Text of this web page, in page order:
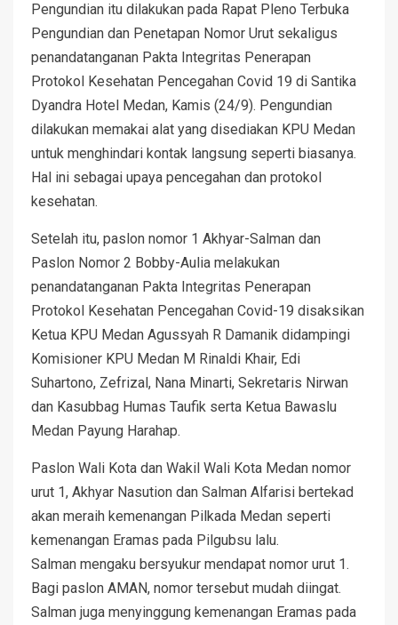
Pengundian itu dilakukan pada Rapat Pleno Terbuka
Pengundian dan Penetapan Nomor Urut sekaligus
penandatanganan Pakta Integritas Penerapan
Protokol Kesehatan Pencegahan Covid 19 di Santika
Dyandra Hotel Medan, Kamis (24/9). Pengundian
dilakukan memakai alat yang disediakan KPU Medan
untuk menghindari kontak langsung seperti biasanya.
Hal ini sebagai upaya pencegahan dan protokol
kesehatan.
Setelah itu, paslon nomor 1 Akhyar-Salman dan
Paslon Nomor 2 Bobby-Aulia melakukan
penandatanganan Pakta Integritas Penerapan
Protokol Kesehatan Pencegahan Covid-19 disaksikan
Ketua KPU Medan Agussyah R Damanik didampingi
Komisioner KPU Medan M Rinaldi Khair, Edi
Suhartono, Zefrizal, Nana Minarti, Sekretaris Nirwan
dan Kasubbag Humas Taufik serta Ketua Bawaslu
Medan Payung Harahap.
Paslon Wali Kota dan Wakil Wali Kota Medan nomor
urut 1, Akhyar Nasution dan Salman Alfarisi bertekad
akan meraih kemenangan Pilkada Medan seperti
kemenangan Eramas pada Pilgubsu lalu.
Salman mengaku bersyukur mendapat nomor urut 1.
Bagi paslon AMAN, nomor tersebut mudah diingat.
Salman juga menyinggung kemenangan Eramas pada